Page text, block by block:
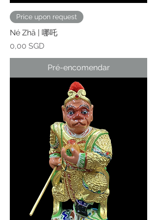
Price upon request
Né Zhā | 哪吒
Preço
0,00 SGD
Pré-encomendar